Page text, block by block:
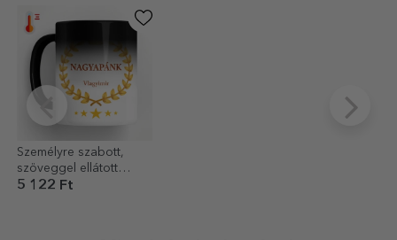
Személyre szabott,
szöveggel ellátott
hőérzékeny bögre –
5 122 Ft